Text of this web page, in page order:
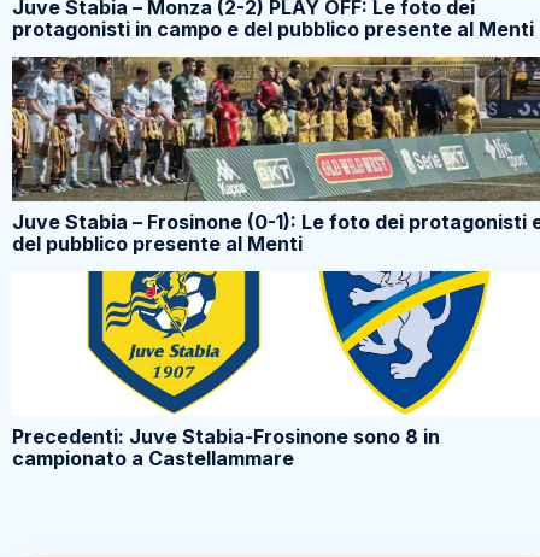
Juve Stabia – Monza (2-2) PLAY OFF: Le foto dei
protagonisti in campo e del pubblico presente al Menti
Juve Stabia – Frosinone (0-1): Le foto dei protagonisti
del pubblico presente al Menti
Precedenti: Juve Stabia-Frosinone sono 8 in
campionato a Castellammare